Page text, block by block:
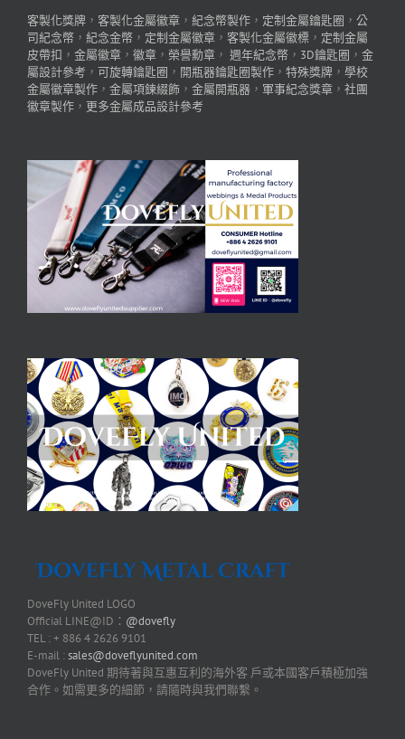
客製化獎牌 ， 客製化金屬徽章 ， 紀念幣製作 ， 定制金屬鑰匙圈 ， 公
司紀念幣 ， 紀念金幣 ， 定制金屬徽章 ， 客製化金屬徽標 ， 定制金屬
皮帶扣 ， 金屬徽章 ， 徽章 ， 榮譽勳章 ， 週年紀念幣 ， 3D鑰匙圈 ， 金
屬設計參考 ， 可旋轉鑰匙圈 ， 開瓶器鑰匙圈製作 ， 特殊獎牌 ， 學校
金屬徽章製作 ， 金屬項鍊綴飾 ， 金屬開瓶器 ， 軍事紀念獎章 ， 社團
徽章製作 ， 更多金屬成品設計參考
DoveFly United LOGO
Official LINE@ID： @dovefly
TEL : + 886 4 2626 9101
E-mail :sales@doveflyunited.com
DoveFly United 期待著與互惠互利的海外客 戶或本國客戶積極加強
合作。如需更多的細節，請隨時與我們聯繫。